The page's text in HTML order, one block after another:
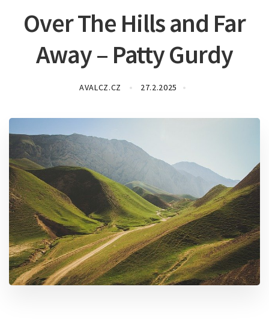
Over The Hills and Far
Away – Patty Gurdy
AVALCZ.CZ 27.2.2025